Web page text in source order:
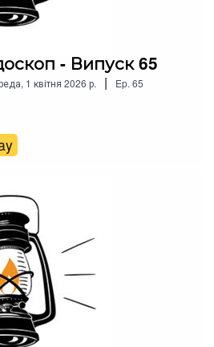
- Випуск 65
1 квітня 2026 р. | Ep. 65